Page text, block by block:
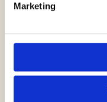
Marketing
rc::a